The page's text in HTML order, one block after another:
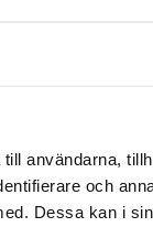
användarna,
och
Dessa kan i
300 D katjoniskt tyg och
som matchar alla